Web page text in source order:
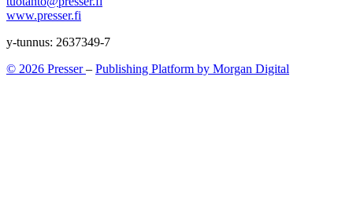
www.presser.fi
y-tunnus: 2637349-7
© 2026 Presser– Publishing Platform by Morgan Digital